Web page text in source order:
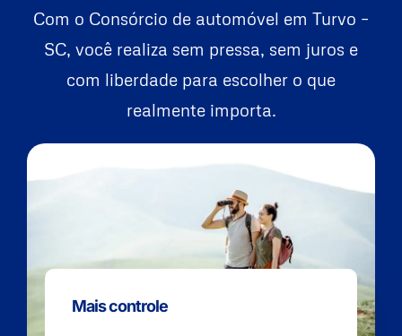
Com o Consórcio de automóvel em Turvo –
SC, você realiza sem pressa, sem juros e
com liberdade para escolher o que
realmente importa.
Mais controle